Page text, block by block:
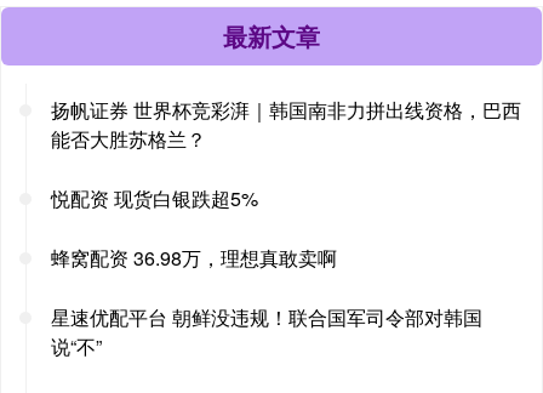
最新文章
扬帆证券 世界杯竞彩湃｜韩国南非力拼出线资格，巴西
能否大胜苏格兰？
悦配资 现货白银跌超5%
蜂窝配资 36.98万，理想真敢卖啊
星速优配平台 朝鲜没违规！联合国军司令部对韩国
说“不”